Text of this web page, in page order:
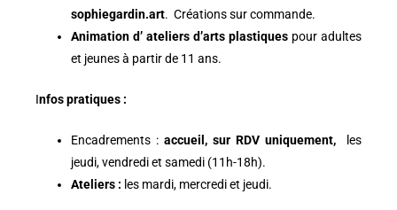
sophiegardin.art. Créations sur commande.
Animation d’ ateliers d’arts plastiques pour adultes
et jeunes à partir de 11 ans.
Infos pratiques :
Encadrements : accueil, sur RDV uniquement,
les
jeudi, vendredi et samedi (11h-18h).
Ateliers : les mardi, mercredi et jeudi.